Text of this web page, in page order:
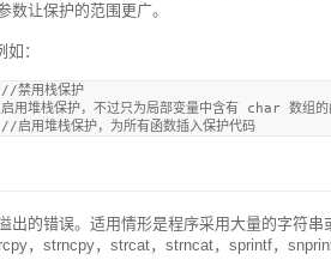
数让保护的范围更广。
：
用栈保护
，不过只为局部变量中含有 char 数组的函
gcc -fstack-protector-all -o test test.c //启用堆栈保护，为所有函数插入保护代码
出的错误。适用情形是程序采用大量的字符串
，strncpy，strcat，strncat，sprintf，